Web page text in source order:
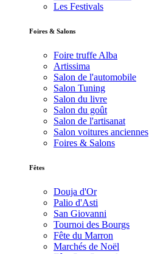
Les Festivals
Foires & Salons
Foire truffe Alba
Artissima
Salon de l'automobile
Salon Tuning
Salon du livre
Salon du goût
Salon de l'artisanat
Salon voitures anciennes
Foires & Salons
Fêtes
Douja d'Or
Palio d'Asti
San Giovanni
Tournoi des Bourgs
Fête du Marron
Marchés de Noël